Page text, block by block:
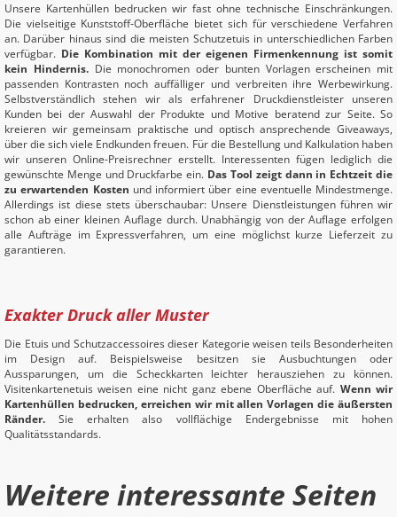
Unsere Kartenhüllen bedrucken wir fast ohne technische Einschränkungen.
Die vielseitige Kunststoff-Oberfläche bietet sich für verschiedene Verfahren
an. Darüber hinaus sind die meisten Schutzetuis in unterschiedlichen Farben
verfügbar. Die Kombination mit der eigenen Firmenkennung ist somit
kein Hindernis.Die monochromen oder bunten Vorlagen erscheinen mit
passenden Kontrasten noch auffälliger und verbreiten ihre Werbewirkung.
Selbstverständlich stehen wir als erfahrener Druckdienstleister unseren
Kunden bei der Auswahl der Produkte und Motive beratend zur Seite. So
kreieren wir gemeinsam praktische und optisch ansprechende Giveaways,
über die sich viele Endkunden freuen. Für die Bestellung und Kalkulation haben
wir unseren Online-Preisrechner erstellt. Interessenten fügen lediglich die
gewünschte Menge und Druckfarbe ein. Das Tool zeigt dann in Echtzeit die
zu erwartenden Kosten und informiert über eine eventuelle Mindestmenge.
Allerdings ist diese stets überschaubar: Unsere Dienstleistungen führen wir
schon ab einer kleinen Auflage durch. Unabhängig von der Auflage erfolgen
alle Aufträge im Expressverfahren, um eine möglichst kurze Lieferzeit zu
garantieren.
Exakter Druck aller Muster
Die Etuis und Schutzaccessoires dieser Kategorie weisen teils Besonderheiten
im Design auf. Beispielsweise besitzen sie Ausbuchtungen oder
Aussparungen, um die Scheckkarten leichter herausziehen zu können.
Visitenkartenetuis weisen eine nicht ganz ebene Oberfläche auf. Wenn wir
Kartenhüllen bedrucken, erreichen wir mit allen Vorlagen die äußersten
Ränder. Sie erhalten also vollflächige Endergebnisse mit hohen
Qualitätsstandards.
Weitere interessante Seiten